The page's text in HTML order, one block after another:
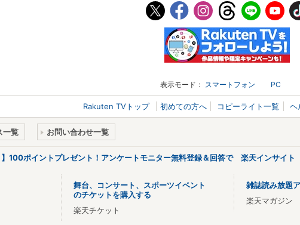
表示モード： スマートフォン PC
Rakuten TVトップ 初めての方へ コピーライト一覧 ヘ
一覧 お問い合わせ一覧
】100ポイントプレゼント！アンケートモニター無料登録＆回答で 楽天インサイト
舞台、コンサート、スポーツイベント
のチケットを購入する
楽天チケット
雑誌読み放題
楽天マガジン